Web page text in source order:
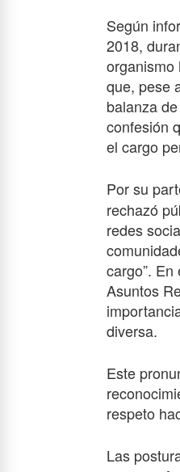
Según
2018,
organismo
que, pese
balanza
confesión
el cargo
Por su
rechazó
redes
cargo”.
Asuntos
diversa.
Este
respeto
Las